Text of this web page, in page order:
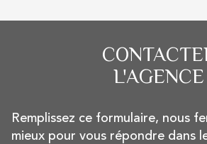
L'AGENCE
Remplissez ce formulaire, nous
mieux pour vous répondre dans